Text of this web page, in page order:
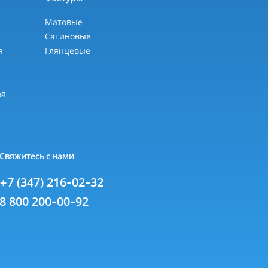
Матовые
Сатиновые
Глянцевые
Свяжитесь с нами
+7 (347) 216-02-32
8 800 200-00-92